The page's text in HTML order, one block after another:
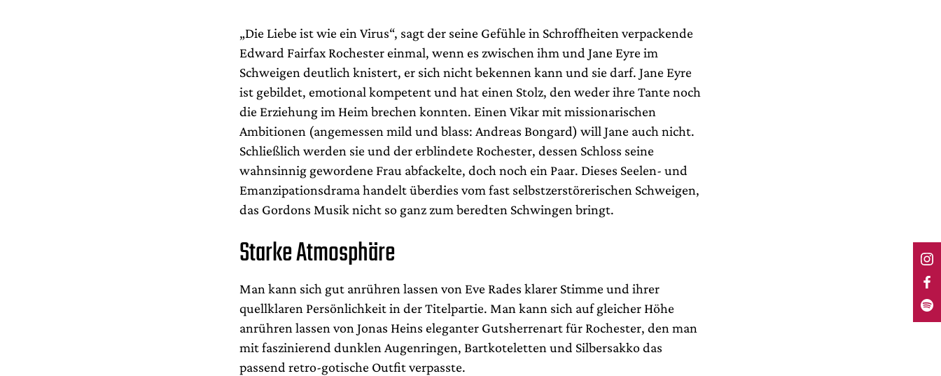
„Die Liebe ist wie ein Virus“, sagt der seine Gefühle in Schroffheiten verpackende
Edward Fairfax Rochester einmal, wenn es zwischen ihm und Jane Eyre im
Schweigen deutlich knistert, er sich nicht bekennen kann und sie darf. Jane Eyre
ist gebildet, emotional kompetent und hat einen Stolz, den weder ihre Tante noch
die Erziehung im Heim brechen konnten. Einen Vikar mit missionarischen
Ambitionen (angemessen mild und blass: Andreas Bongard) will Jane auch nicht.
Schließlich werden sie und der erblindete Rochester, dessen Schloss seine
wahnsinnig gewordene Frau abfackelte, doch noch ein Paar. Dieses Seelen- und
Emanzipationsdrama handelt überdies vom fast selbstzerstörerischen Schweigen,
das Gordons Musik nicht so ganz zum beredten Schwingen bringt.
Starke Atmosphäre
Man kann sich gut anrühren lassen von Eve Rades klarer Stimme und ihrer
quellklaren Persönlichkeit in der Titelpartie. Man kann sich auf gleicher Höhe
anrühren lassen von Jonas Heins eleganter Gutsherrenart für Rochester, den man
mit faszinierend dunklen Augenringen, Bartkoteletten und Silbersakko das
passend retro-gotische Outfit verpasste.